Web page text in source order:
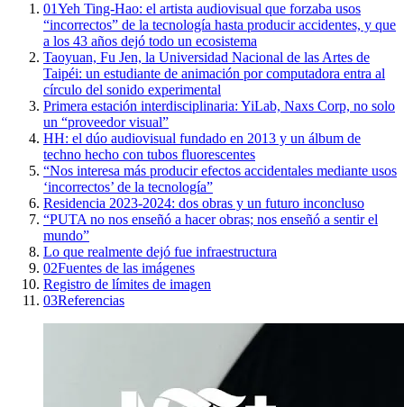
01Yeh Ting-Hao: el artista audiovisual que forzaba usos
“incorrectos” de la tecnología hasta producir accidentes, y que
a los 43 años dejó todo un ecosistema
Taoyuan, Fu Jen, la Universidad Nacional de las Artes de
Taipéi: un estudiante de animación por computadora entra al
círculo del sonido experimental
Primera estación interdisciplinaria: YiLab, Naxs Corp, no solo
un “proveedor visual”
HH: el dúo audiovisual fundado en 2013 y un álbum de
techno hecho con tubos fluorescentes
“Nos interesa más producir efectos accidentales mediante usos
‘incorrectos’ de la tecnología”
Residencia 2023-2024: dos obras y un futuro inconcluso
“PUTA no nos enseñó a hacer obras; nos enseñó a sentir el
mundo”
Lo que realmente dejó fue infraestructura
02Fuentes de las imágenes
Registro de límites de imagen
03Referencias